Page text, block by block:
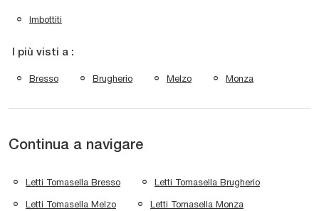
Imbottiti
I più visti a :
Bresso Brugherio Melzo Monza
Continua a navigare
Letti Tomasella Bresso Letti Tomasella Brugherio
Letti Tomasella Melzo Letti Tomasella Monza